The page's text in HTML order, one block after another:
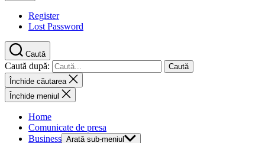
Register
Lost Password
Caută
Caută după:
Închide căutarea
Închide meniul
Home
Comunicate de presa
Business Arată sub-meniul